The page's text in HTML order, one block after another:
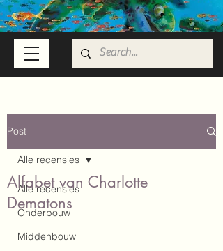
Post
Alle recensies
Onderbouw
Middenbouw
Alle recensies
Alfabet van Charlotte
Dematons